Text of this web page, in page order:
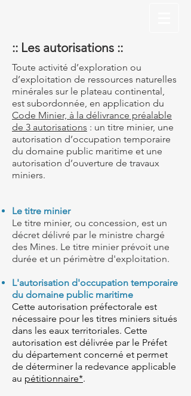
:: Les autorisations ::
Toute activité d’exploration ou
d’exploitation de ressources naturelles
minérales sur le plateau continental,
est subordonnée, en application du
Code Minier, à la délivrance préalable
de 3 autorisations : un titre minier, une
autorisation d’occupation temporaire
du domaine public maritime et une
autorisation d’ouverture de travaux
miniers.
Le titre minier
Le titre minier, ou concession, est un
décret délivré par le ministre chargé
des Mines. Le titre minier prévoit une
durée et un périmètre d'exploitation.
L'autorisation d'occupation temporaire
du domaine public maritime
Cette autorisation préfectorale est
nécessaire pour les titres miniers situés
dans les eaux territoriales. Cette
autorisation est délivrée par le Préfet
du département concerné et permet
de déterminer la redevance applicable
au pétitionnaire*.